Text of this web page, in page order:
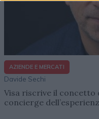
AZIENDE E MERCATI
Davide Sechi
Visa riscrive il concetto
concierge